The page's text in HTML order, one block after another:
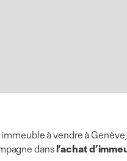
à vendre à
dansl’achat